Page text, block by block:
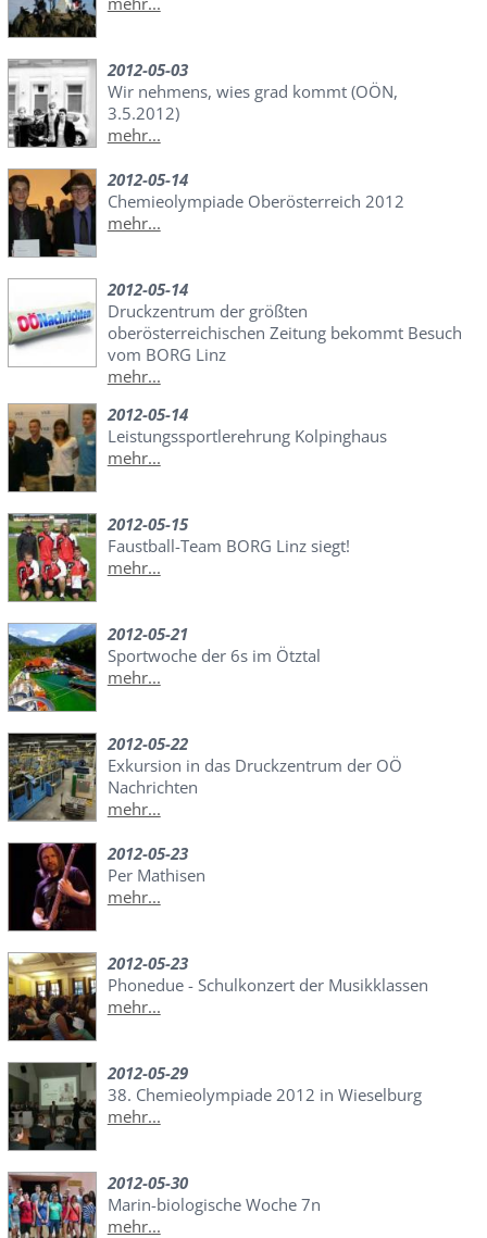
2012-05-03
Wir nehmens, wies grad kommt (OÖN,
3.5.2012)
mehr...
2012-05-14
Chemieolympiade Oberösterreich 2012
mehr...
2012-05-14
Druckzentrum der größten
oberösterreichischen Zeitung bekommt Besuch
vom BORG Linz
mehr...
2012-05-14
Leistungssportlerehrung Kolpinghaus
mehr...
2012-05-15
Faustball-Team BORG Linz siegt!
mehr...
2012-05-21
Sportwoche der 6s im Ötztal
mehr...
2012-05-22
Exkursion in das Druckzentrum der OÖ
Nachrichten
mehr...
2012-05-23
Per Mathisen
mehr...
2012-05-23
Phonedue - Schulkonzert der Musikklassen
mehr...
2012-05-29
38. Chemieolympiade 2012 in Wieselburg
mehr...
2012-05-30
Marin-biologische Woche 7n
mehr...